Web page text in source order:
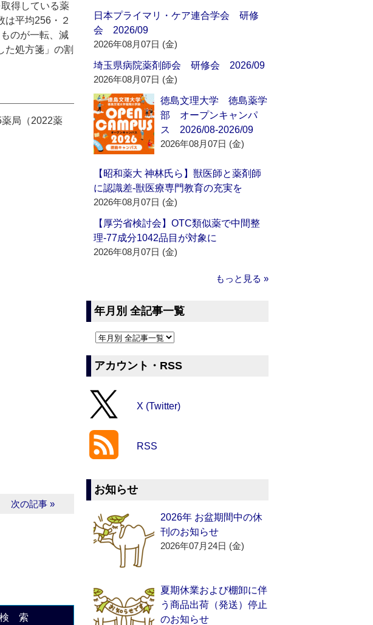
得している薬
は平均256・２
のが一転、減
た処方箋」の割
局（2022薬
次の記事 »
検 索
日本プライマリ・ケア連合学会 研修
会 2026/09
2026年08月07日 (金)
埼玉県病院薬剤師会 研修会 2026/09
2026年08月07日 (金)
徳島文理大学 徳島薬学
部 オープンキャンパ
ス 2026/08-2026/09
2026年08月07日 (金)
【昭和薬大 神林氏ら】獣医師と薬剤師
に認識差‐獣医療専門教育の充実を
2026年08月07日 (金)
【厚労省検討会】OTC類似薬で中間整
理‐77成分1042品目が対象に
2026年08月07日 (金)
もっと見る »
年月別 全記事一覧
アカウント・RSS
X (Twitter)
RSS
お知らせ
2026年 お盆期間中の休
刊のお知らせ
2026年07月24日 (金)
夏期休業および棚卸に伴
う商品出荷（発送）停止
のお知らせ